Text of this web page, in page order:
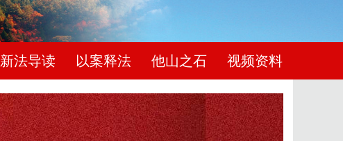
新法导读 以案释法 他山之石 视频资料